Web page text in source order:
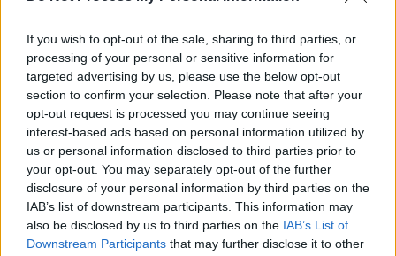
If you wish to opt-out of the sale, sharing to third parties, or
processing of your personal or sensitive information for
targeted advertising by us, please use the below opt-out
section to confirm your selection. Please note that after your
opt-out request is processed you may continue seeing
interest-based ads based on personal information utilized by
us or personal information disclosed to third parties prior to
your opt-out. You may separately opt-out of the further
disclosure of your personal information by third parties on the
IAB’s list of downstream participants. This information may
also be disclosed by us to third parties on the IAB’s List of
Downstream Participants that may further disclose it to other
Ρώσος συνελήφθη με 800.000 δολ. αδήλωτα/ethnos.gr